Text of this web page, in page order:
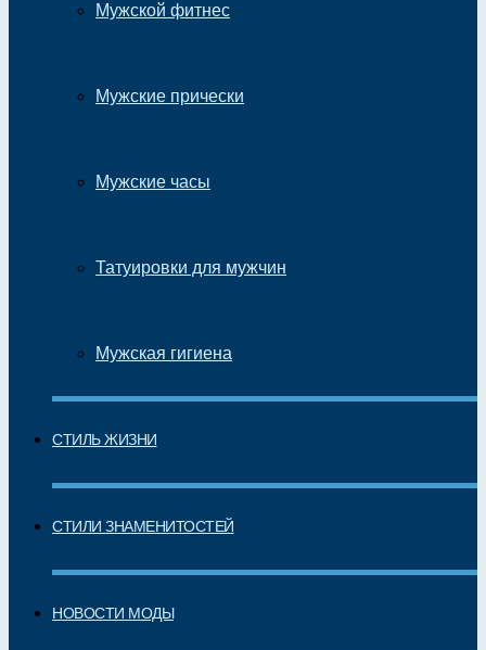
Мужской фитнес
Мужские прически
Мужские часы
Татуировки для мужчин
Мужская гигиена
СТИЛЬ ЖИЗНИ
СТИЛИ ЗНАМЕНИТОСТЕЙ
НОВОСТИ МОДЫ